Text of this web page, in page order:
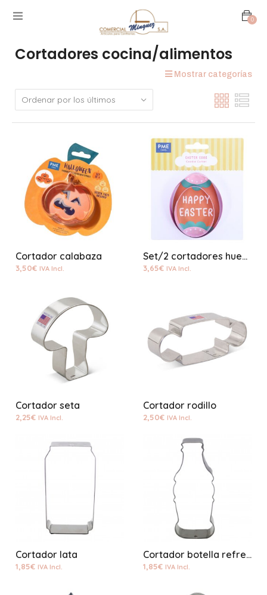
0
Cortadores cocina/alimentos
Mostrar categorías
Cortador calabaza
3,50€ IVA Incl.
Set/2 cortadores huevo metal
3,65€ IVA Incl.
Cortador seta
2,25€ IVA Incl.
Cortador rodillo
2,50€ IVA Incl.
Cortador lata
1,85€ IVA Incl.
Cortador botella refresco
1,85€ IVA Incl.